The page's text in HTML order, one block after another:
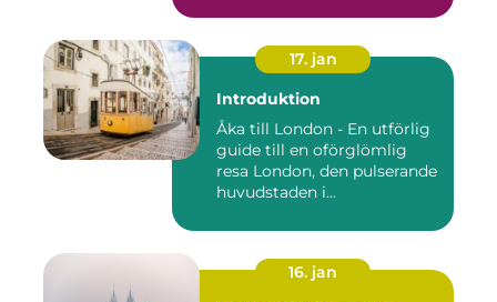
17. jan
Introduktion
Åka till London - En utförlig
guide till en oförglömlig
resa London, den pulserande
huvudstaden i...
16. jan